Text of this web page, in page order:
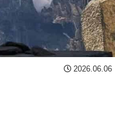
2026.06.06